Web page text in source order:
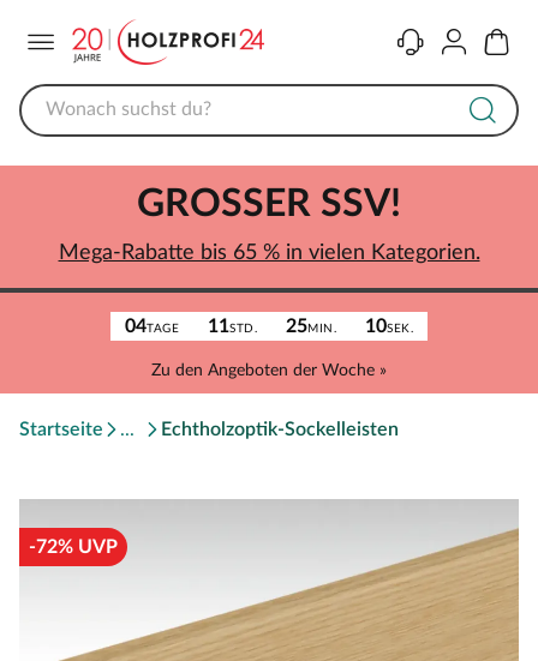
KontaktKonto
04TAGE 11STD. 25MIN. 10SEK.
Zu den Angeboten der Woche »
GROSSER SSV!
Mega-Rabatte bis 65 % in vielen Kategorien.
Startseite Echtholzoptik-Sockelleisten
-72% UVP